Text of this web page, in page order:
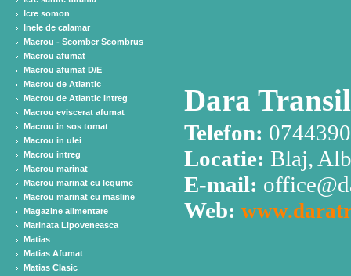
Icre somon
Inele de calamar
Macrou - Scomber Scombrus
Macrou afumat
Macrou afumat D/E
Macrou de Atlantic
Macrou de Atlantic intreg
Macrou eviscerat afumat
Macrou in sos tomat
Macrou in ulei
Macrou intreg
Macrou marinat
Macrou marinat cu legume
Macrou marinat cu masline
Magazine alimentare
Marinata Lipoveneasca
Matias
Matias Afumat
Matias Clasic
Dara
Telefon:
Locatie: Blaj,
E-mail:
Web: